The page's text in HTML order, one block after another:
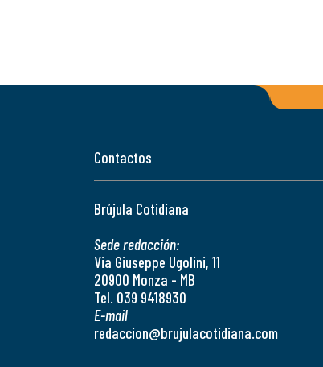
Contactos
Brújula Cotidiana
Sede redacción:
Via Giuseppe Ugolini, 11
20900 Monza - MB
Tel. 039 9418930
E-mail
redaccion@brujulacotidiana.com